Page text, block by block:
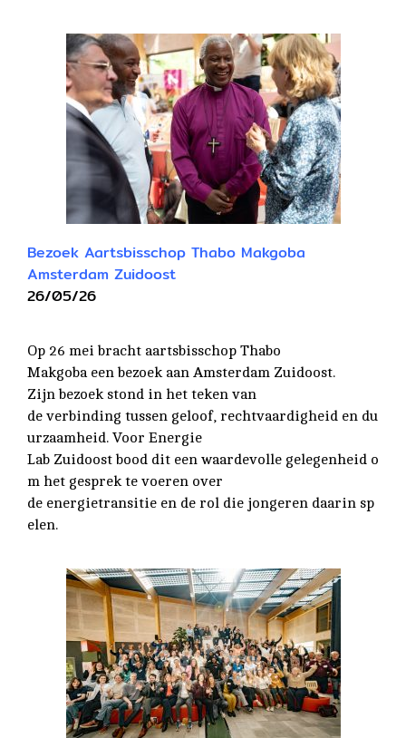
Bezoek Aartsbisschop Thabo Makgoba
Amsterdam Zuidoost
26/05/26
Op 26 mei bracht aartsbisschop Thabo
Makgoba een bezoek aan Amsterdam Zuidoost.
Zijn bezoek stond in het teken van
de verbinding tussen geloof, rechtvaardigheid en du
urzaamheid. Voor Energie
Lab Zuidoost bood dit een waardevolle gelegenheid o
m het gesprek te voeren over
de energietransitie en de rol die jongeren daarin sp
elen.